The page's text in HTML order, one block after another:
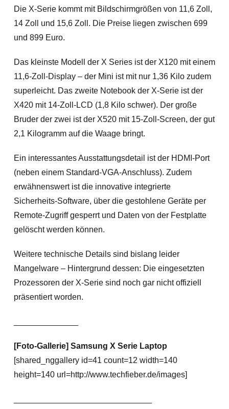
Die X-Serie kommt mit Bildschirmgrößen von 11,6 Zoll,
14 Zoll und 15,6 Zoll. Die Preise liegen zwischen 699
und 899 Euro.
Das kleinste Modell der X Series ist der X120 mit einem
11,6-Zoll-Display – der Mini ist mit nur 1,36 Kilo zudem
superleicht. Das zweite Notebook der X-Serie ist der
X420 mit 14-Zoll-LCD (1,8 Kilo schwer). Der große
Bruder der zwei ist der X520 mit 15-Zoll-Screen, der gut
2,1 Kilogramm auf die Waage bringt.
Ein interessantes Ausstattungsdetail ist der HDMI-Port
(neben einem Standard-VGA-Anschluss). Zudem
erwähnenswert ist die innovative integrierte
Sicherheits-Software, über die gestohlene Geräte per
Remote-Zugriff gesperrt und Daten von der Festplatte
gelöscht werden können.
Weitere technische Details sind bislang leider
Mangelware – Hintergrund dessen: Die eingesetzten
Prozessoren der X-Serie sind noch gar nicht offiziell
präsentiert worden.
[Foto-Gallerie] Samsung X Serie Laptop
[shared_nggallery id=41 count=12 width=140
height=140 url=http://www.techfieber.de/images]